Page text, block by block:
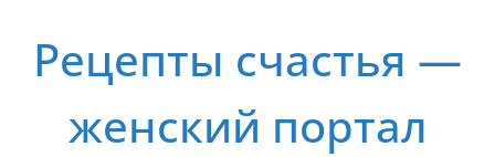
содержимому
Рецепты счастья —
женский портал